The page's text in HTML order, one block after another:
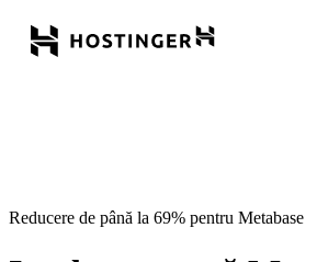
Reducere de până la 69% pentru Metabase